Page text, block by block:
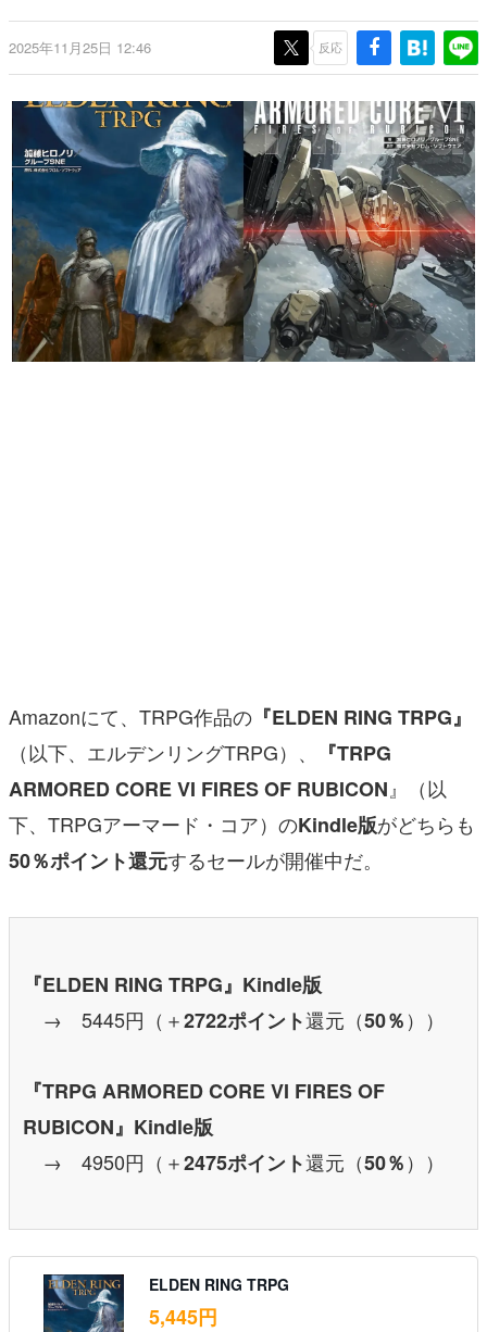
ゲーム世代の作家たち
ゲームに多大な影響を受けた作家さんに取材し、ゲームが
画です。
日本モバイルゲーム産業史
日本のモバイルゲーム史における主要なトピック・タイト
ルを網羅するほか、開発者へのインタビューや識者による
解説を掲載。約20年の歴史が一望できる決定版！
若ゲのいたり〜ゲームクリエイターの青春〜
『うつヌケ』『ペンと箸』等で知られるマンガ家・田中圭
一先生によるゲーム業界レポートマンガです。
なんでゲームは面白い？
ゲーム開発者・hamatsu氏がゲームの魅力を画面や操作の
具体的な形から解き明かしていく、硬派で骨太な評論連載
その他
電ファミニコゲーマーとは？
運営：株式会社マレ
2025年11月25日 12:46 反応
Amazonにて、TRPG作品の 『ELDEN RING TRPG』
（以下、エルデンリングTRPG）、
『TRPG
ARMORED CORE VI FIRES OF RUBICON 』（以
下、TRPGアーマード・コア）のKindle版がどちらも
50％ポイント還元するセールが開催中だ。
『ELDEN RING TRPG』Kindle版
→ 5445円（＋2722ポイント還元（50％））
『TRPG ARMORED CORE VI FIRES OF
RUBICON』Kindle版
→ 4950円（＋2475ポイント還元（50％））
ELDEN RING TRPG
5,445円